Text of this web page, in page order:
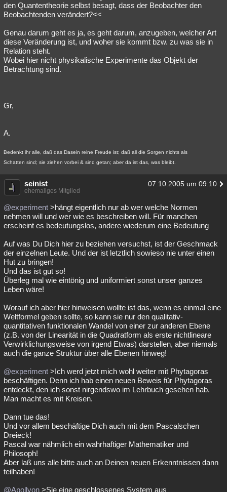
den Quantentheorie selbst besagt, dass der Beobachter den
Beobachtenden verändert?<<
Genau darum geht es ja, es geht darum, anzugeben, welcher Art
diese Veränderung ist, und woher sie kommt bzw. zu was sie in
Relation steht.
Wobei hier nicht physikalische Experimente das Objekt der
Betrachtung sind.
Gr,
A.
Bedenkt ihr alle, daß das Dasein reine Freude ist; daß all die Sorgen nichts als
Schatten sind; sie ziehen vorbei & sind getan; aber da ist das, was bleibt.
seinist 07.10.2005 um 09:10
ehemaliges Mitglied
@experiment >hängt eigentlich nur ab wer welche Normen
nehmen will und wer wie es beschreiben will. Für manchen
erscheint es bedeutungslos, andere wiederum eine Bedeutung
Auf was Du Dich hier zu beziehen versuchst, ist der Geschmack
der einzelnen Leute. Und der ist letztlich sowieso nie unter einen
Hut zu bringen!
Und das ist gut so!
Überleg mal wie eintönig und uniformiert sonst unser ganzes
Leben wäre!
Worauf ich aber hier hinweisen wollte ist das, wenn es einmal eine
Weltformel geben sollte, so kann sie nur den qualitativ-
quantitativen funktionalen Wandel von einer zur anderen Ebene
(z.B. von der Linearität in die Quadratform als erste nichtlineare
Verwirklichungsweise von irgend Etwas) darstellen, aber niemals
auch die ganze Struktur über alle Ebenen hinweg!
@experiment >Ich werd jetzt mich wohl weiter mit Phytagoras
beschäftigen. Denn ich hab einen neuen Beweis für Phytagoras
entdeckt, den ich sonst nirgendswo im Lehrbuch gesehen hab.
Man macht es mit Kreisen.
Dann tue das!
Und vor allem beschäftige Dich auch mit dem Pascalschen
Dreieck!
Pascal war nähmlich ein wahrhaftiger Mathematiker und
Philosoph!
Aber laß uns alle bitte auch an Deinen neuen Erkenntnissen dann
teilhaben!
@Apollyon >Sie eine geschlossenes System aus